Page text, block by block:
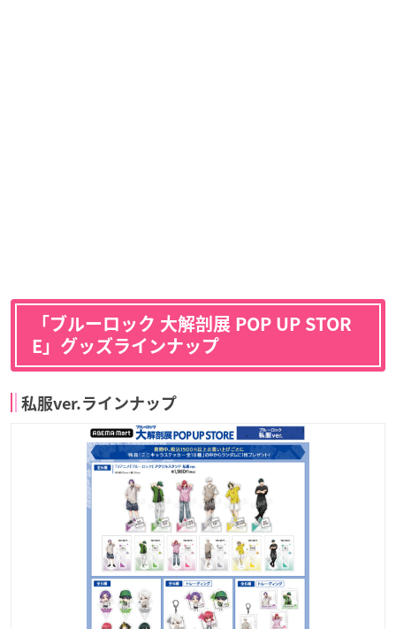
「ブルーロック 大解剖展 POP UP STOR
E」グッズラインナップ
私服ver.ラインナップ